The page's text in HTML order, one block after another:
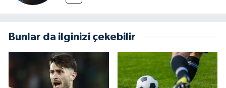
Bunlar da ilginizi çekebilir